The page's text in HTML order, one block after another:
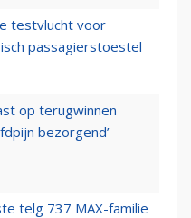
testvlucht voor
passagierstoestel
op terugwinnen
bezorgend’
telg 737 MAX-familie